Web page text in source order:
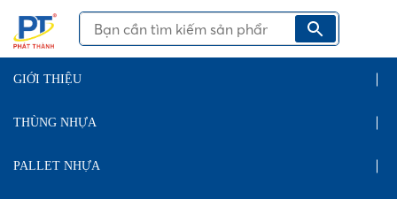
GIỚI THIỆU
THÙNG NHỰA
PALLET NHỰA